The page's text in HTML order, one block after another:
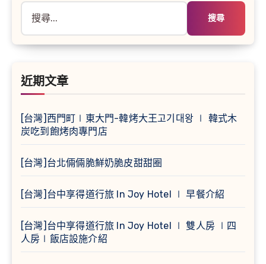
關
字:
近期文章
[台灣]西門町∣東大門-韓烤大王고기대왕 ∣ 韓式木
炭吃到飽烤肉專門店
[台灣]台北倆倆脆鮮奶脆皮甜甜圈
[台灣]台中享得道行旅 In Joy Hotel ∣ 早餐介紹
[台灣]台中享得道行旅 In Joy Hotel ∣ 雙人房 ∣四
人房∣飯店設施介紹